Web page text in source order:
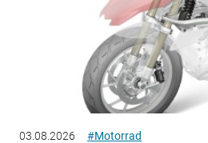
03.08.2026 #Motorrad